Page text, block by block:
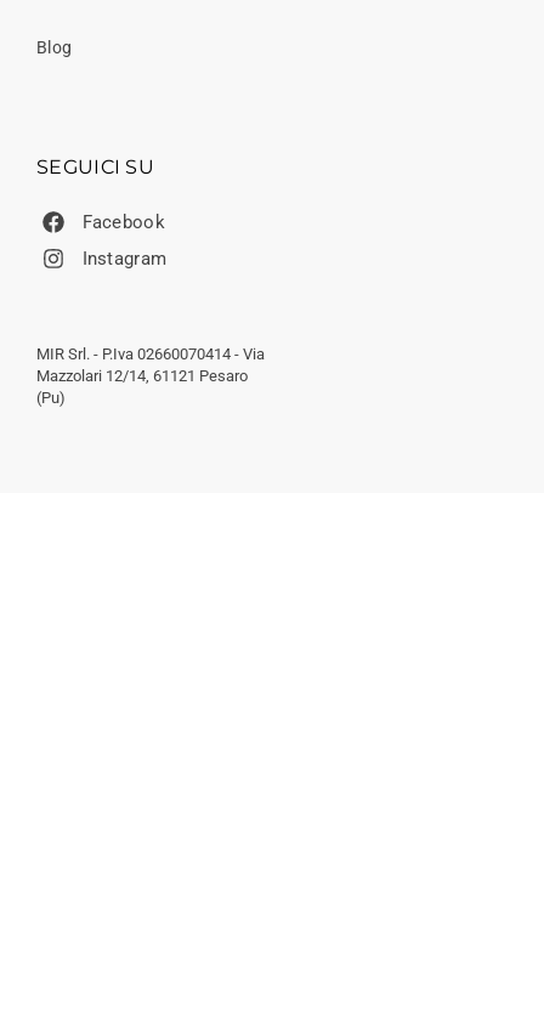
Blog
SEGUICI SU
Facebook
Instagram
MIR Srl. - P.Iva 02660070414 - Via
Mazzolari 12/14, 61121 Pesaro
(Pu)